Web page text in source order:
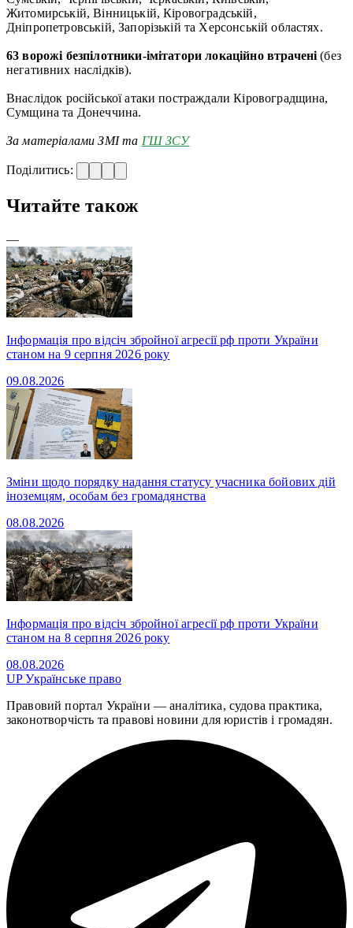
Житомирській, Вінницькій, Кіровоградській,
Дніпропетровській, Запорізькій та Херсонській областях.
63 ворожі безпілотники-імітатори локаційно втрачені (без
негативних наслідків).
Внаслідок російської атаки постраждали Кіровоградщина,
Сумщина та Донеччина.
За матеріалами ЗМІ та ГШ ЗСУ
Поділитись:
Читайте також
—
Інформація про відсіч збройної агресії рф проти України
станом на 9 серпня 2026 року
09.08.2026
Зміни щодо порядку надання статусу учасника бойових дій
іноземцям, особам без громадянства
08.08.2026
Інформація про відсіч збройної агресії рф проти України
станом на 8 серпня 2026 року
08.08.2026
UPУкраїнське право
Правовий портал України — аналітика, судова практика,
законотворчість та правові новини для юристів і громадян.